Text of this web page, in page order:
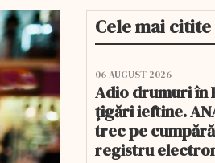
Cele mai citite
06 AUGUST 2026
Adio drumuri în
țigări ieftine.
trec pe
registru